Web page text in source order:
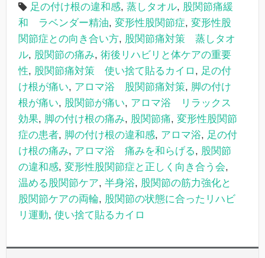
足の付け根の違和感, 蒸しタオル, 股関節痛緩
和 ラベンダー精油, 変形性股関節症, 変形性股
関節症との向き合い方, 股関節痛対策 蒸しタオ
ル, 股関節の痛み, 術後リハビリと体ケアの重要
性, 股関節痛対策 使い捨て貼るカイロ , 足の付
け根が痛い, アロマ浴 股関節痛対策, 脚の付け
根が痛い, 股関節が痛い, アロマ浴 リラックス
効果, 脚の付け根の痛み, 股関節痛, 変形性股関節
症の患者, 脚の付け根の違和感, アロマ浴, 足の付
け根の痛み, アロマ浴 痛みを和らげる, 股関節
の違和感, 変形性股関節症と正しく向き合う会,
温める股関節ケア, 半身浴, 股関節の筋力強化と
股関節ケアの両輪, 股関節の状態に合ったリハビ
リ運動, 使い捨て貼るカイロ